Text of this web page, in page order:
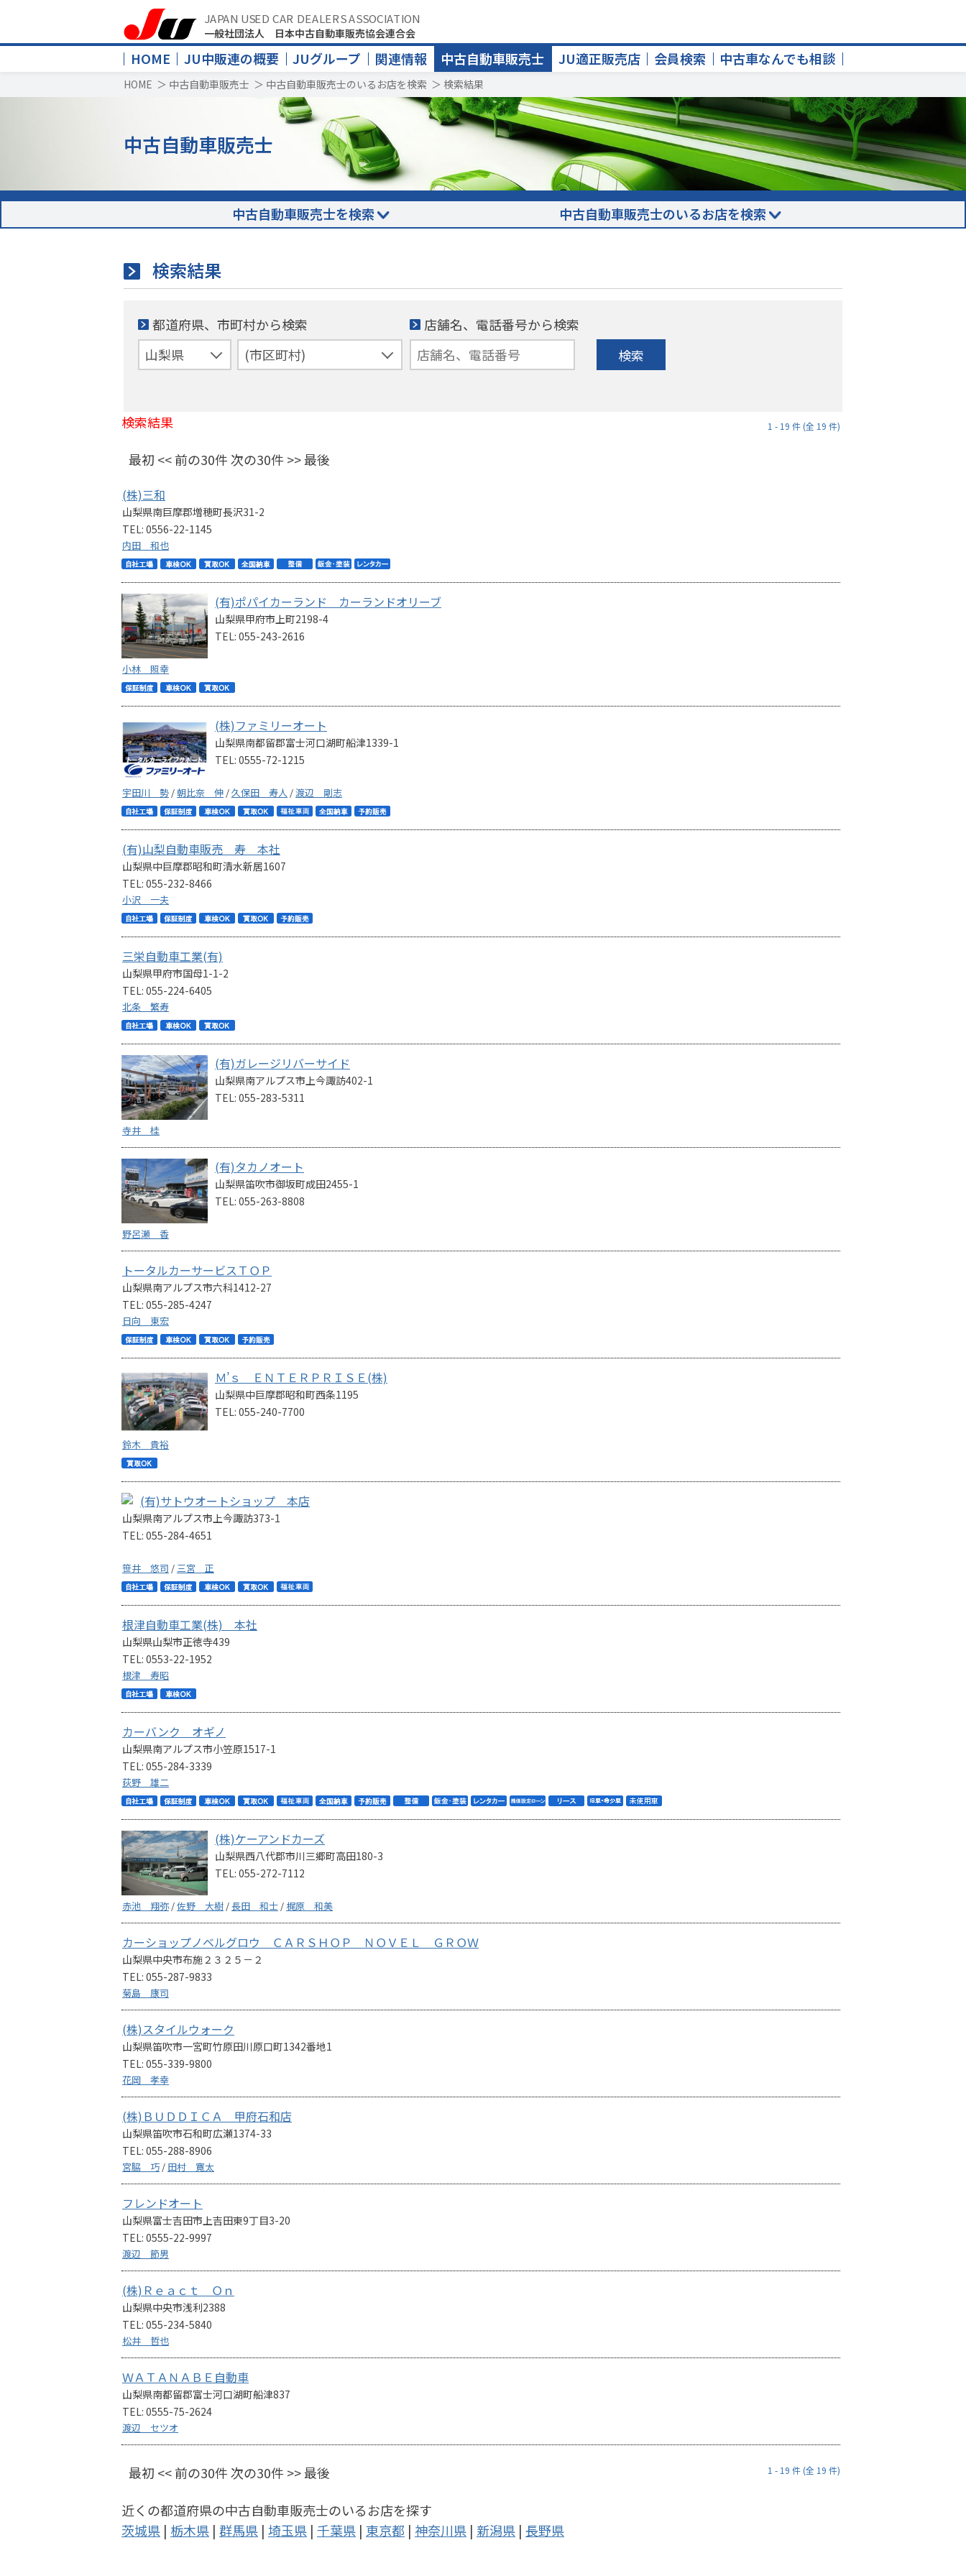
JAPAN USED CAR DEALERS ASSOCIATION
一般社団法人 日本中古自動車販売協会連合会
HOME JU中販連の概要 JUグループ 関連情報 中古自動車販売士 JU適正販売店 会員検索 中古車なんでも相談
HOME ＞ 中古自動車販売士 ＞ 中古自動車販売士のいるお店を検索 ＞ 検索結果
中古自動車販売士
中古自動車販売士を検索 中古自動車販売士のいるお店を検索
検索結果
都道府県、市町村から検索
店舗名、電話番号から検索
検索
検索結果 1 - 19 件 (全 19 件)
最初 << 前の30件 次の30件 >> 最後
(株)三和
山梨県南巨摩郡増穂町長沢31-2
TEL: 0556-22-1145
内田 和也
(有)ポパイカーランド カーランドオリーブ
山梨県甲府市上町2198-4
TEL: 055-243-2616
小林 照幸
(株)ファミリーオート
山梨県南都留郡富士河口湖町船津1339-1
TEL: 0555-72-1215
宇田川 勢 /朝比奈 伸 /久保田 寿人 /渡辺 剛志
(有)山梨自動車販売 寿 本社
山梨県中巨摩郡昭和町清水新居1607
TEL: 055-232-8466
小沢 一夫
三栄自動車工業(有)
山梨県甲府市国母1-1-2
TEL: 055-224-6405
北条 繁寿
(有)ガレージリバーサイド
山梨県南アルプス市上今諏訪402-1
TEL: 055-283-5311
寺井 桂
(有)タカノオート
山梨県笛吹市御坂町成田2455-1
TEL: 055-263-8808
野呂瀬 香
トータルカーサービスＴＯＰ
山梨県南アルプス市六科1412-27
TEL: 055-285-4247
日向 東宏
Ｍ’ｓ ＥＮＴＥＲＰＲＩＳＥ(株)
山梨県中巨摩郡昭和町西条1195
TEL: 055-240-7700
鈴木 貴裕
(有)サトウオートショップ 本店
山梨県南アルプス市上今諏訪373-1
TEL: 055-284-4651
笹井 悠司 /三宮 正
根津自動車工業(株) 本社
山梨県山梨市正徳寺439
TEL: 0553-22-1952
根津 寿昭
カーバンク オギノ
山梨県南アルプス市小笠原1517-1
TEL: 055-284-3339
荻野 雄二
(株)ケーアンドカーズ
山梨県西八代郡市川三郷町高田180-3
TEL: 055-272-7112
赤池 翔弥/佐野 大樹 /長田 和士 / 梶原 和美
カーショップノベルグロウ ＣＡＲＳＨＯＰ ＮＯＶＥＬ ＧＲＯＷ
山梨県中央市布施２３２５－２
TEL: 055-287-9833
菊島 康司
(株)スタイルウォーク
山梨県笛吹市一宮町竹原田川原口町1342番地1
TEL: 055-339-9800
花岡 孝幸
(株)ＢＵＤＤＩＣＡ 甲府石和店
山梨県笛吹市石和町広瀬1374-33
TEL: 055-288-8906
宮脇 巧 / 田村 寛太
フレンドオート
山梨県富士吉田市上吉田東9丁目3-20
TEL: 0555-22-9997
渡辺 節男
(株)Ｒｅａｃｔ Ｏｎ
山梨県中央市浅利2388
TEL: 055-234-5840
松井 哲也
ＷＡＴＡＮＡＢＥ自動車
山梨県南都留郡富士河口湖町船津837
TEL: 0555-75-2624
渡辺 セツオ
1 - 19 件 (全 19 件)
最初 << 前の30件 次の30件 >> 最後
近くの都道府県の中古自動車販売士のいるお店を探す
茨城県 | 栃木県 | 群馬県 | 埼玉県 | 千葉県 | 東京都 | 神奈川県 | 新潟県 | 長野県